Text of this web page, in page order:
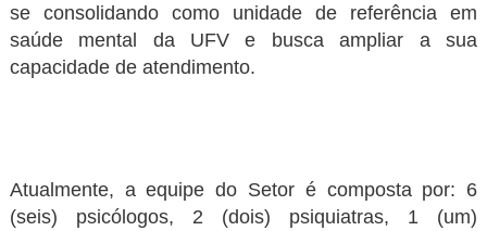
se consolidando como unidade de referência em
saúde mental da UFV e busca ampliar a sua
capacidade de atendimento.
Atualmente, a equipe do Setor é composta por: 6
(seis) psicólogos, 2 (dois) psiquiatras, 1 (um)